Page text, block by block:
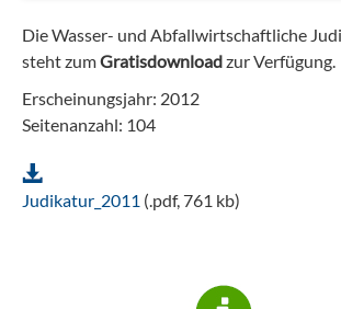
Die Wasser- und Abfallwirtschaftliche
steht zumGratisdownloadzur Verfügung.
Erscheinungsjahr: 2012
Seitenanzahl: 104
Judikatur_2011 (.pdf, 761 kb)